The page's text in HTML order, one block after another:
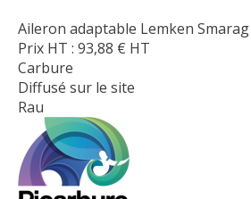
Aileron adaptable Lemken
Prix HT : 93,88 € HT
Carbure
Diffusé sur le site
Rau